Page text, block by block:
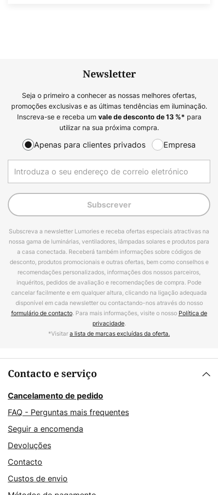
Newsletter
Seja o primeiro a conhecer as nossas melhores ofertas,
promoções exclusivas e as últimas tendências em iluminação.
Inscreva-se e receba um vale de desconto de13%* para
utilizar na sua próxima compra.
Apenas para clientes privados Empresa
Subscrever
Subscreva a newsletter Lumories e receba ofertas especiais atractivas na
nossa gama de luminárias, ventiladores, lâmpadas solares e produtos para
a casa conectada. Receberá também informações sobre códigos de
desconto, produtos promocionais e outras ofertas, bem como conselhos e
recomendações personalizados, informações dos nossos parceiros,
inquéritos, pedidos de avaliação e recomendações de compra. Pode
cancelar facilmente e em qualquer altura, clicando na ligação adequada
disponível em cada newsletter ou contactando-nos através do nosso
formulário de contacto. Para mais informações, visite o nosso Política de
privacidade.
*Visitara lista de marcas excluídas da oferta.
Contacto e serviço
Cancelamento de pedido
FAQ - Perguntas mais frequentes
Seguir a encomenda
Devoluções
Contacto
Custos de envio